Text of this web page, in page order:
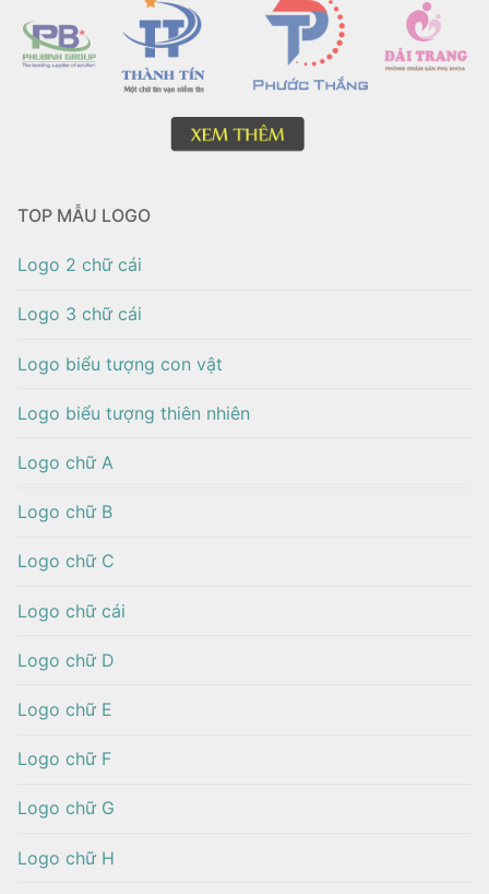
TOP MẪU LOGO
Logo 2 chữ cái
Logo 3 chữ cái
Logo biểu tượng con vật
Logo biểu tượng thiên nhiên
Logo chữ A
Logo chữ B
Logo chữ C
Logo chữ cái
Logo chữ D
Logo chữ E
Logo chữ F
Logo chữ G
Logo chữ H